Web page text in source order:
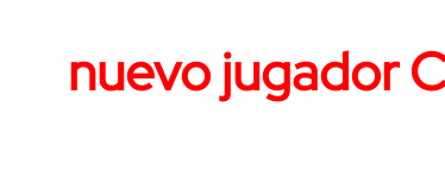
nuevo jugador